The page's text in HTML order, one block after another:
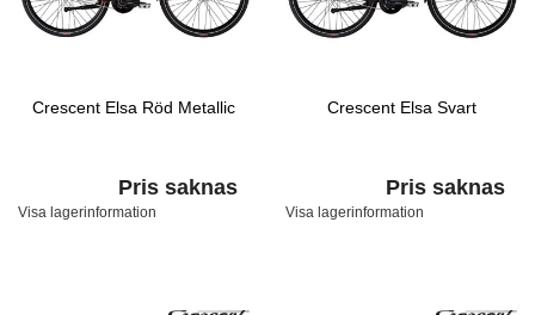
Crescent Elsa Röd Metallic
Pris saknas
Visa lagerinformation
Crescent Elsa Svart
Pris saknas
Visa lagerinformation